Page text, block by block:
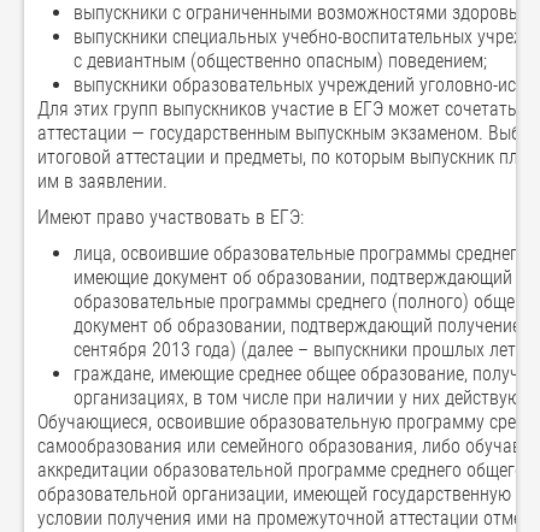
выпускники с ограниченными возможностями здоровья;
выпускники специальных учебно-воспитательных
с девиантным (общественно опасным) поведением;
выпускники образовательных учреждений уголовно-
Для этих групп выпускников участие в ЕГЭ может
аттестации — государственным выпускным экзаменом.
итоговой аттестации и предметы, по которым выпускник
им в заявлении.
Имеют право участвовать в ЕГЭ:
лица, освоившие образовательные программы
имеющие документ об образовании, подтверждающий
образовательные программы среднего (полного)
документ об образовании, подтверждающий получение
сентября 2013 года) (далее – выпускники прошлых лет);
граждане, имеющие среднее общее образование,
организациях, в том числе при наличии у них
Обучающиеся, освоившие образовательную программу
самообразования или семейного образования, либо
аккредитации образовательной программе среднего общего
образовательной организации, имеющей государственную
условии получения ими на промежуточной аттестации